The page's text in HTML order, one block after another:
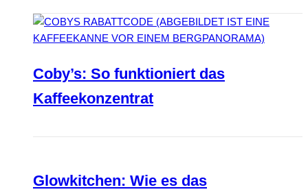
Coby’s: So funktioniert das
Kaffeekonzentrat
Glowkitchen: Wie es das